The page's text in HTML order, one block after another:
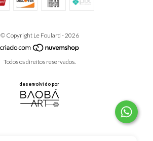
© Copyright Le Foulard - 2026
Todos os direitos reservados.